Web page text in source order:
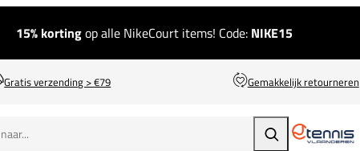
15% kortingop alle NikeCourt items! Code: NIKE15
Gratis verzending > €79 Gemakkelijk retourneren
Zoeken